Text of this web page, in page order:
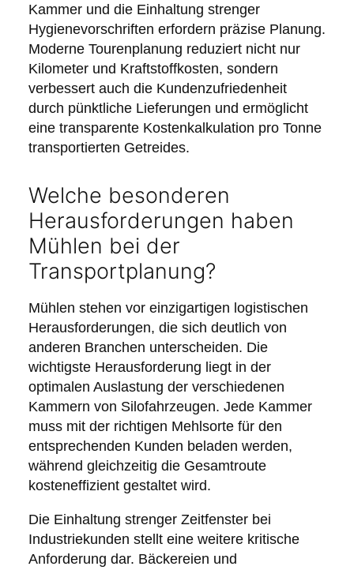
Kammer und die Einhaltung strenger
Hygienevorschriften erfordern präzise Planung.
Moderne Tourenplanung reduziert nicht nur
Kilometer und Kraftstoffkosten, sondern
verbessert auch die Kundenzufriedenheit
durch pünktliche Lieferungen und ermöglicht
eine transparente Kostenkalkulation pro Tonne
transportierten Getreides.
Welche besonderen
Herausforderungen haben
Mühlen bei der
Transportplanung?
Mühlen stehen vor einzigartigen logistischen
Herausforderungen, die sich deutlich von
anderen Branchen unterscheiden. Die
wichtigste Herausforderung liegt in der
optimalen Auslastung der verschiedenen
Kammern von Silofahrzeugen. Jede Kammer
muss mit der richtigen Mehlsorte für den
entsprechenden Kunden beladen werden,
während gleichzeitig die Gesamtroute
kosteneffizient gestaltet wird.
Die Einhaltung strenger Zeitfenster bei
Industriekunden stellt eine weitere kritische
Anforderung dar. Bäckereien und